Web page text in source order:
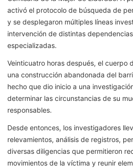
activó el protocolo de búsqueda de
y se desplegaron múltiples líneas
intervención de distintas
especializadas.
Veinticuatro horas después, el cuerpo
una construcción abandonada del
hecho que dio inicio a una
determinar las circunstancias de su
responsables.
Desde entonces, los investigadores
relevamientos, análisis de registros,
diversas diligencias que permitieron
movimientos de la víctima y reunir